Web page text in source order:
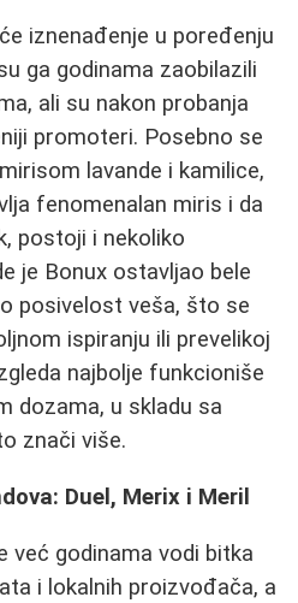
iznenađenje u poređenju
ga godinama zaobilazili
ali su nakon probanja
promoteri. Posebno se
lavande i kamilice,
fenomenalan miris i da
postoji i nekoliko
je Bonux ostavljao bele
posivelost veša, što se
ispiranju ili prevelikoj
najbolje funkcioniše
dozama, u skladu sa
znači više.
Duel, Merix i Meril
već godinama vodi bitka
i lokalnih proizvođača, a